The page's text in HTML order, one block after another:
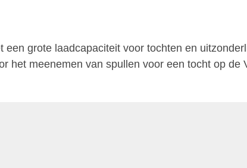
grote laadcapaciteit voor tochten en
het meenemen van spullen voor een tocht op de